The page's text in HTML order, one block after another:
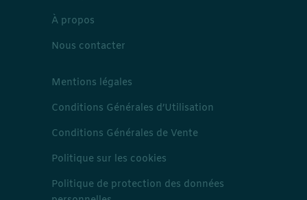
À propos
Nous contacter
Mentions légales
Conditions Générales d’Utilisation
Conditions Générales de Vente
Politique sur les cookies
Politique de protection des données